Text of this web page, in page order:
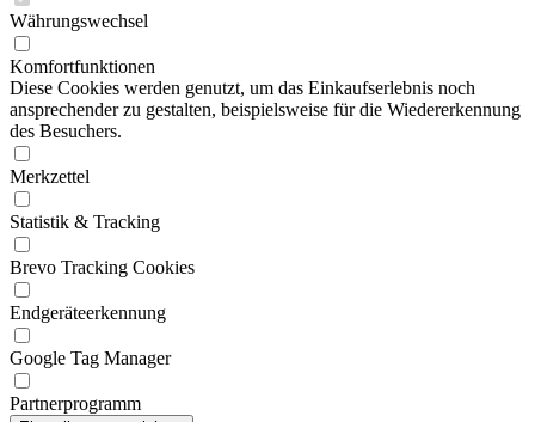
Währungswechsel
Komfortfunktionen
Diese Cookies werden genutzt, um das Einkaufserlebnis noch
ansprechender zu gestalten, beispielsweise für die Wiedererkennung
des Besuchers.
Merkzettel
Statistik & Tracking
Brevo Tracking Cookies
Endgeräteerkennung
Google Tag Manager
Partnerprogramm